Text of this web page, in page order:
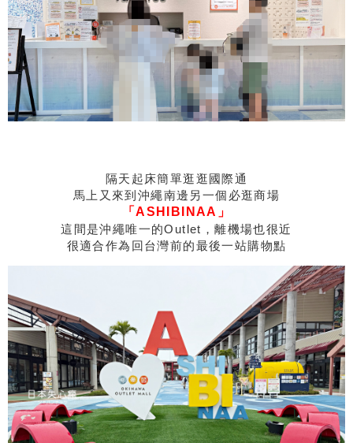
隔天起床簡單逛逛國際通
馬上又來到沖繩南邊另一個必逛商場
「ASHIBINAA」
這間是沖繩唯一的Outlet，離機場也很近
很適合作為回台灣前的最後一站購物點